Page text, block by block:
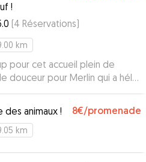
!
(4 Réservations)
km
pour cet accueil plein de
douceur pour Merlin qui a hélas
mais a été pris en charge
chien de la maison par Sarah.
:-)”
des animaux ! 8€/promenade
km